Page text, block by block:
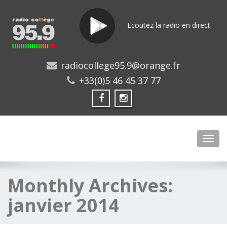
Ecoutez la radio en direct
radiocollege95.9@orange.fr
+33(0)5 46 45 37 77
Monthly Archives:
janvier 2014